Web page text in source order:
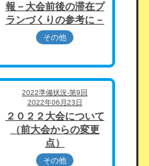
報－大会前後の滞在プ
ランづくりの参考に－
その他
2022準備状況-第9回
2022年06月23日
２０２２大会について
（前大会からの変更
点）
その他